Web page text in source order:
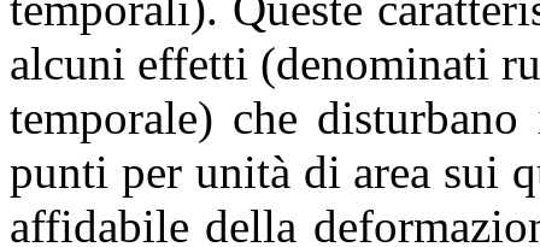
alcuni effetti (denominati
temporale) che
punti per unità di area sui
affidabile della